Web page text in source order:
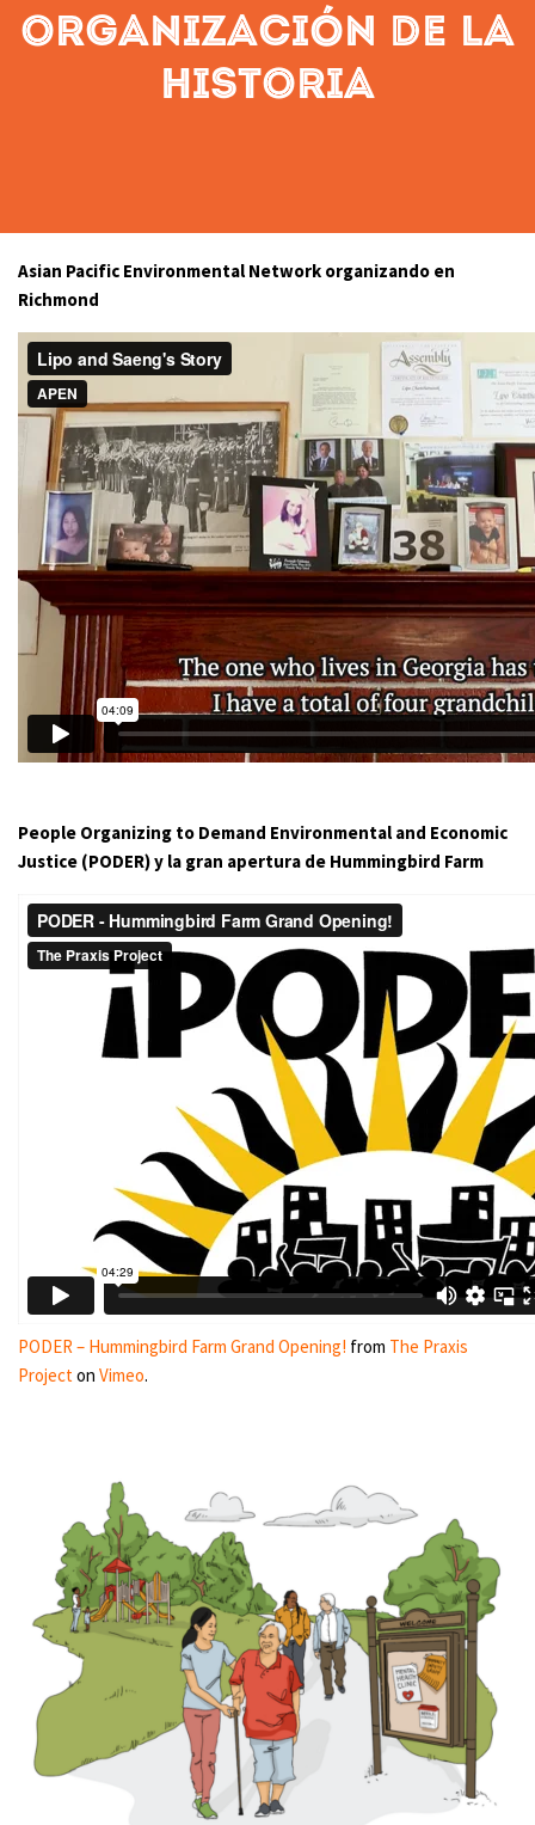
Organización de la
historia
Asian Pacific Environmental Network organizando en
Richmond
People Organizing to Demand Environmental and Economic
Justice (PODER) y la gran apertura de Hummingbird Farm
PODER – Hummingbird Farm Grand Opening! from The Praxis
Project on Vimeo.